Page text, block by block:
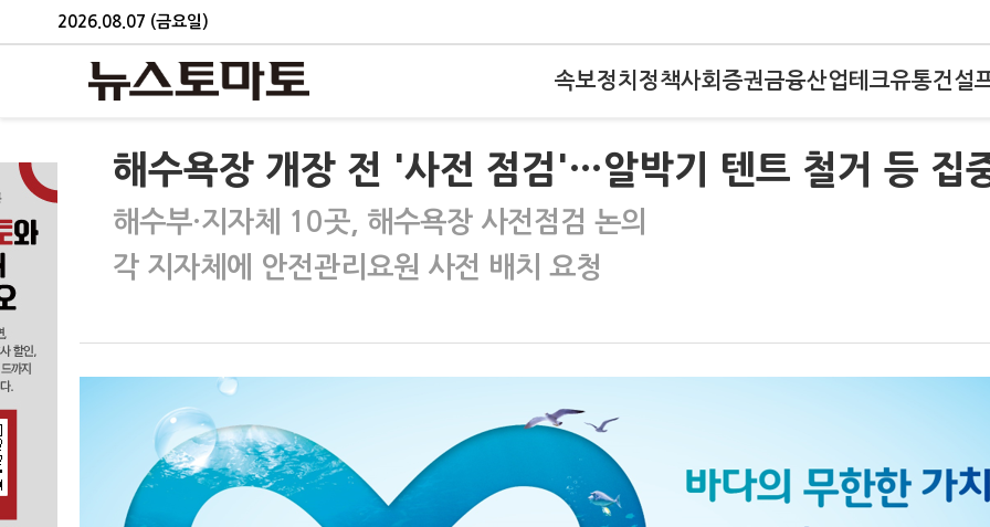
2026.08.07 (금요일)
속보정치 정책사회 증권금융산업테크유통건설
해수욕장 개장 전 '사전 점검'…알박기 텐트 철거 등 집
해수부·지자체 10곳, 해수욕장 사전점검 논의
각 지자체에 안전관리요원 사전 배치 요청